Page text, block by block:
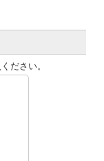
ださい。